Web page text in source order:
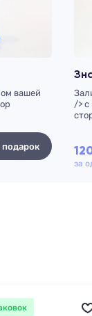
вашей
/> с
за